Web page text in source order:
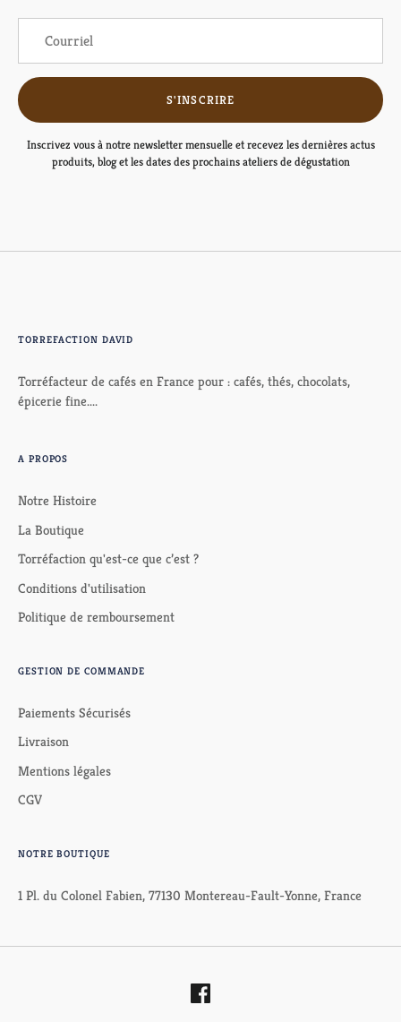
S'INSCRIRE
Inscrivez vous à notre newsletter mensuelle et recevez les dernières actus
produits, blog et les dates des prochains ateliers de dégustation
TORREFACTION DAVID
Torréfacteur de cafés en France pour : cafés, thés, chocolats,
épicerie fine....
A PROPOS
Notre Histoire
La Boutique
Torréfaction qu'est-ce que c’est ?
Conditions d'utilisation
Politique de remboursement
GESTION DE COMMANDE
Paiements Sécurisés
Livraison
Mentions légales
CGV
NOTRE BOUTIQUE
1 Pl. du Colonel Fabien, 77130 Montereau-Fault-Yonne, France